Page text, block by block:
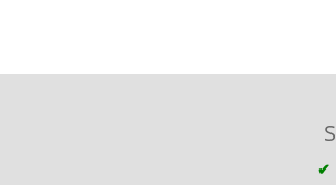
✔